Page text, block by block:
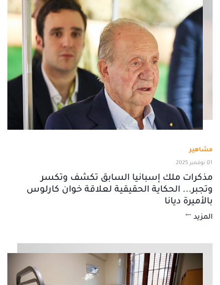
مشاهير
01 نوفمبر 2025
مذكرات ملك إسبانيا السابق تكشف وتكسر
وتجبر... الحكاية الحقيقية لعلاقة خوان كارلوس
بالأميرة ديانا
المزيد